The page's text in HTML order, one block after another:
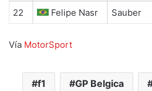
22 Felipe Nasr Sauber
Vía MotorSport
f1 GP Belgica